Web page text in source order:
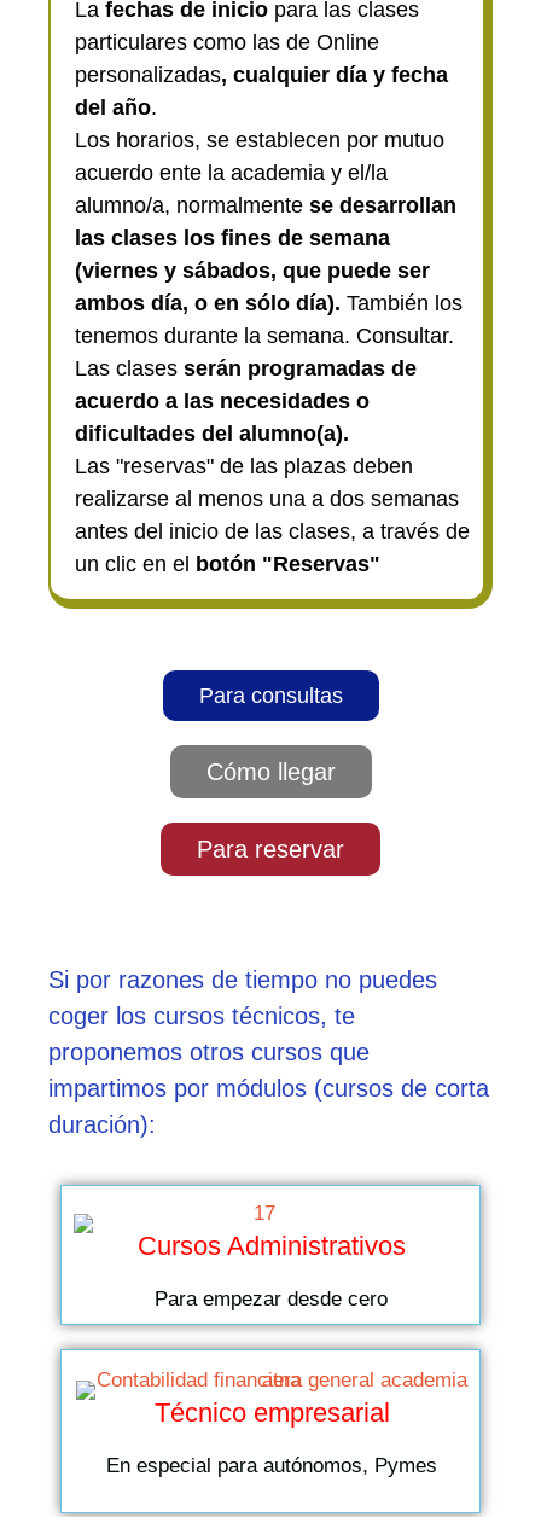
La fechas de inicio para las clases
particulares como las de Online
personalizadas, cualquier día y fecha
del año.
Los horarios, se establecen por mutuo
acuerdo ente la academia y el/la
alumno/a, normalmente se desarrollan
las clases los fines de semana
(viernes y sábados, que puede ser
ambos día, o en sólo día). También los
tenemos durante la semana. Consultar.
Las clases serán programadas de
acuerdo a las necesidades o
dificultades del alumno(a).
Las "reservas" de las plazas deben
realizarse al menos una a dos semanas
antes del inicio de las clases, a través de
un clic en el botón "Reservas"
Para consultas
Cómo llegar
Para reservar
Si por razones de tiempo no puedes
coger los cursos técnicos, te
proponemos otros cursos que
impartimos por módulos (cursos de corta
duración):
Cursos Administrativos
Para empezar desde cero
Técnico empresarial
En especial para autónomos, Pymes